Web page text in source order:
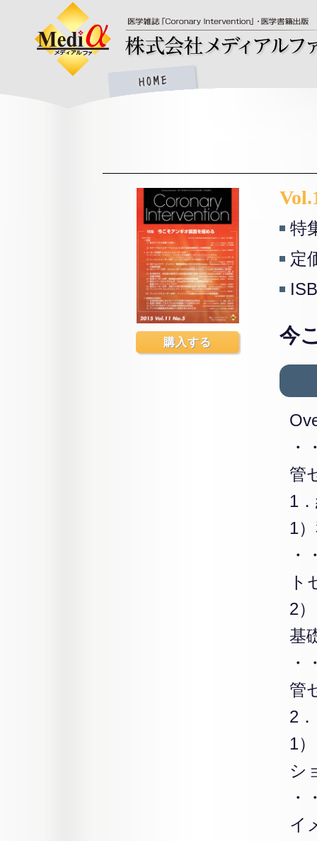
購入する
特
定
今
・
管
1
1
2
基
・
管
2
1
シ
イ